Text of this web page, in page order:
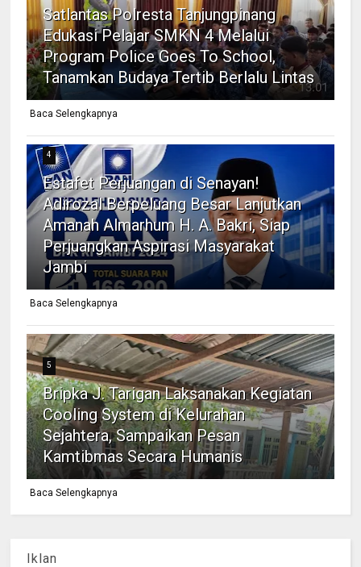
Satlantas Polresta Tanjungpinang
Edukasi Pelajar SMKN 4 Melalui
Program Police Goes To School,
Tanamkan Budaya Tertib Berlalu Lintas
Baca Selengkapnya
4
Estafet Perjuangan di Senayan!
Adirozal Berpeluang Besar Lanjutkan
Amanah Almarhum H. A. Bakri, Siap
Perjuangkan Aspirasi Masyarakat
Jambi
Baca Selengkapnya
5
Bripka J. Tarigan Laksanakan Kegiatan
Cooling System di Kelurahan
Sejahtera, Sampaikan Pesan
Kamtibmas Secara Humanis
Baca Selengkapnya
Iklan